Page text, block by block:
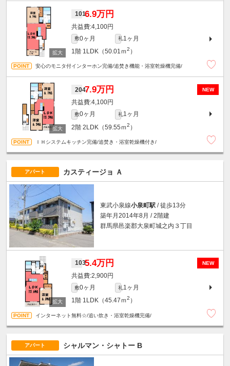
1016.9万円
4,100円
敷0ヶ月 礼1ヶ月
1階 1LDK（50.01ｍ2 ）
安心のモニタ付インターホン完備/追焚き機能・浴室乾燥機完備/
NEW
2047.9万円
4,100円
敷0ヶ月 礼1ヶ月
2階 2LDK（59.55ｍ2 ）
ＩＨシステムキッチン完備/追焚き・浴室乾燥機付き/
アパート カスティージョ Ａ
東武小泉線小泉町駅 / 徒歩13分
築年月2014年8月 / 2階建
群馬県邑楽郡大泉町城之内３丁目
NEW
1035.4万円
2,900円
敷0ヶ月 礼1ヶ月
1階 1LDK（45.47ｍ2 ）
インターネット無料☆/追い炊き・浴室乾燥機完備/
アパート シャルマン・シャトー B